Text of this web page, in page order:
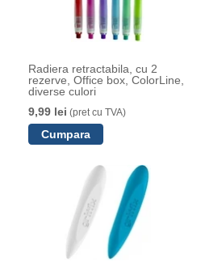
Radiera retractabila, cu 2
rezerve, Office box, ColorLine,
diverse culori
9,99 lei (pret cu TVA)